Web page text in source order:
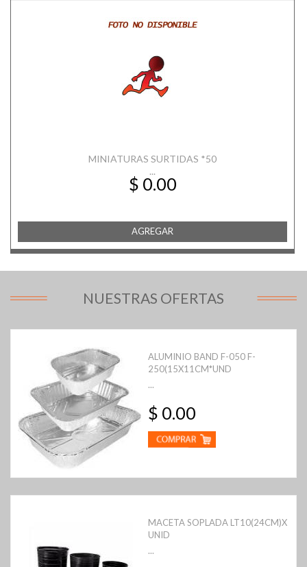
MINIATURAS SURTIDAS *50
...
$ 0.00
AGREGAR
NUESTRAS OFERTAS
ALUMINIO BAND F-050 F-
250(15X11CM*UND
...
$ 0.00
MACETA SOPLADA LT10(24CM)X
UNID
...